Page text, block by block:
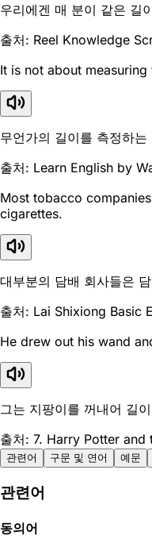
우리에겐 매 분이 같은 길
출처: Reel Knowledge
It is not about
무언가의 길이를 측정하
출처: Learn English by
Most tobacco
cigarettes.
대부분의 담배 회사들은
출처: Lai Shixiong Basic
He drew out his wand
그는 지팡이를 꺼내어 길
출처: 7. Harry Potter
관련어 구문 및 연어 예문
관련어
동의어